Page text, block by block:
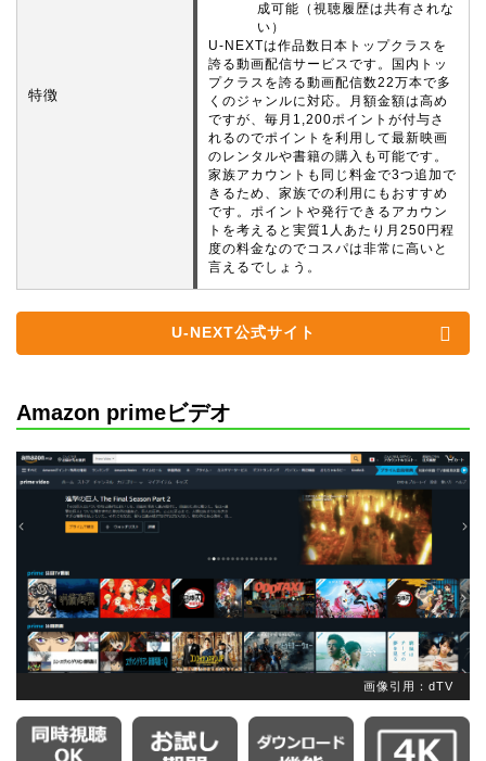
特徴
成可能（視聴履歴は共有されな
い）
U-NEXTは作品数日本トップクラスを
誇る動画配信サービスです。国内トッ
プクラスを誇る動画配信数22万本で多
くのジャンルに対応。月額金額は高め
ですが、毎月1,200ポイントが付与さ
れるのでポイントを利用して最新映画
のレンタルや書籍の購入も可能です。
家族アカウントも同じ料金で3つ追加で
きるため、家族での利用にもおすすめ
です。ポイントや発行できるアカウン
トを考えると実質1人あたり月250円程
度の料金なのでコスパは非常に高いと
言えるでしょう。
U-NEXT公式サイト
Amazon primeビデオ
画像引用：dTV